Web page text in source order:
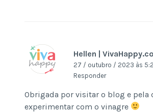
Hellen |
27 / outubro / 2023 às
Responder
Obrigada por visitar o blog e pela
experimentar com o vinagre